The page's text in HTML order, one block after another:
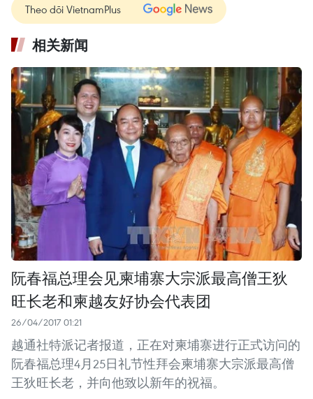
Theo dõi VietnamPlus
相关新闻
阮春福总理会见柬埔寨大宗派最高僧王狄
旺长老和柬越友好协会代表团
26/04/2017 01:21
越通社特派记者报道，正在对柬埔寨进行正式访问的
阮春福总理4月25日礼节性拜会柬埔寨大宗派最高僧
王狄旺长老，并向他致以新年的祝福。